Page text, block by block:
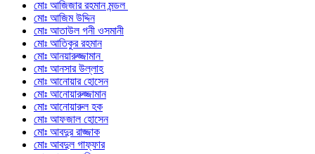
মোঃ আজিজার রহমান মন্ডল
মোঃ আজিম উদ্দিন
মোঃ আতাউল গনী ওসমানী
মোঃ আতিকুর রহমান
মোঃ আনয়ারুজ্জামান
মোঃ আনসার উল্লাহ
মোঃ আনোয়ার হোসেন
মোঃ আনোয়ারুজ্জামান
মোঃ আনোয়ারুল হক
মোঃ আফজাল হোসেন
মোঃ আবদুর রাজ্জাক
মোঃ আবদুল গাফ্‌ফার